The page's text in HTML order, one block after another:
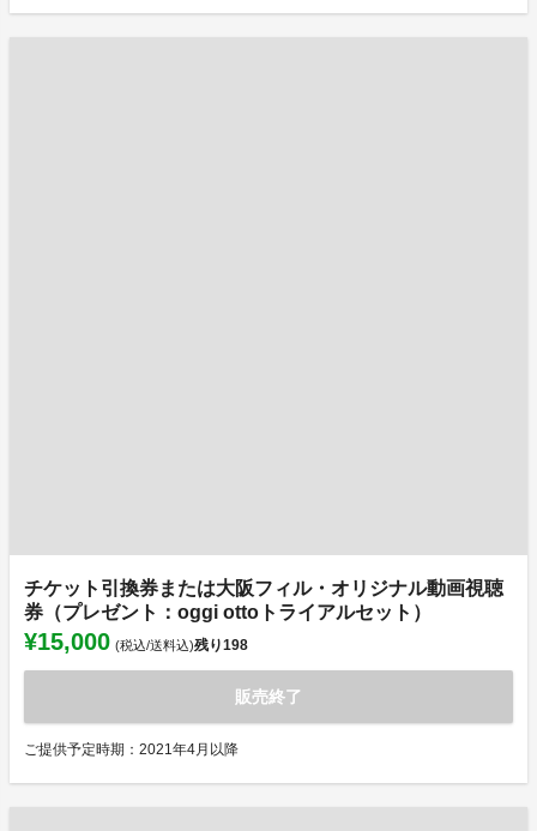
チケット引換券または大阪フィル・オリジナル動画視聴
券（プレゼント：oggi ottoトライアルセット）
¥15,000 (税込/送料込)残り198
販売終了
ご提供予定時期：2021年4月以降